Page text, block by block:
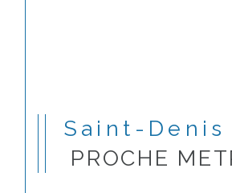
Saint-
PROCHE